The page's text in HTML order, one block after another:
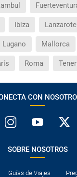
Ibiza Lanzarote
Lugano Mallorca
Roma
CON
SOBRE NOSOTROS
Guías de Viajes